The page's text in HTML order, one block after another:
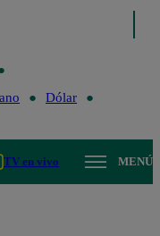
Dólar
TV en vivo MENÚ